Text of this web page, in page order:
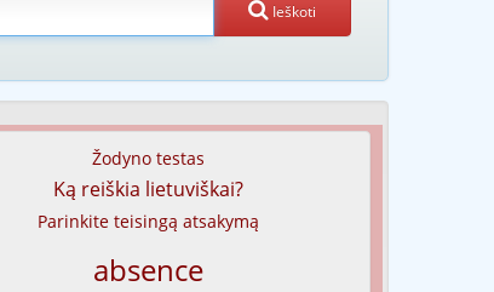
Ieškoti
Žodyno testas
Ką reiškia lietuviškai?
Parinkite teisingą atsakymą
absence